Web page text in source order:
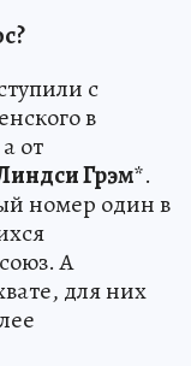
с
в
от
Грэм*.
номер один в
А
для них